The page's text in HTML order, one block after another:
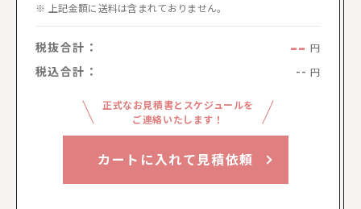
上記金額に送料は含まれておりません。
税抜合計： -- 円
税込合計： -- 円
正式なお見積書とスケジュールを
ご連絡いたします！
カートに入れて見積依頼